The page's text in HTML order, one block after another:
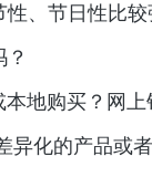
、节日性比较
地购买？网上
化的产品或